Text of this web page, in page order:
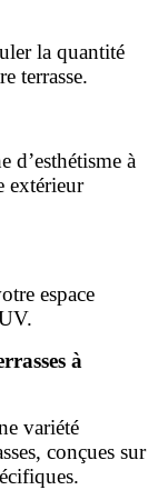
la quantité
terrasse.
d’esthétisme à
extérieur
espace
à
variété
conçues sur